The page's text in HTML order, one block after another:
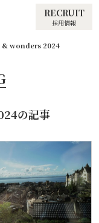
RECRUIT
採用情報
& wonders 2024
の記事